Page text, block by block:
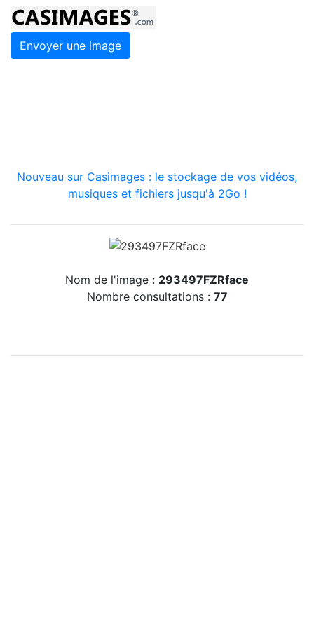
Envoyer une image
Nouveau sur Casimages : le stockage de vos vidéos,
musiques et fichiers jusqu'à 2Go !
Nom de l'image : 293497FZRface
Nombre consultations : 77